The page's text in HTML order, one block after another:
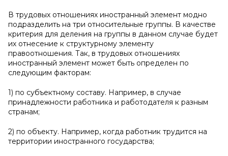
В трудовых отношениях иностранный элемент модно
подразделить на три относительные группы. В качестве
критерия для деления на группы в данном случае будет
их отнесение к структурному элементу
правоотношения. Так, в трудовых отношениях
иностранный элемент может быть определен по
следующим факторам:
1) по субъектному составу. Например, в случае
принадлежности работника и работодателя к разным
странам;
2) по объекту. Например, когда работник трудится на
территории иностранного государства;